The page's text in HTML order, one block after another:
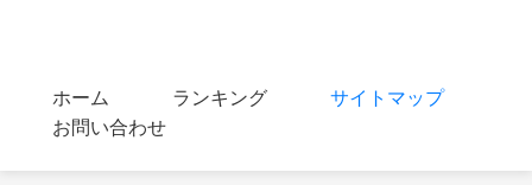
ホーム ランキング
サイトマップ
お問い合わせ